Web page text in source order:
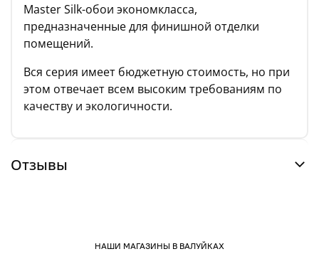
Master Silk-обои экономкласса,
предназначенные для финишной отделки
помещений.
Вся серия имеет бюджетную стоимость, но при
этом отвечает всем высоким требованиям по
качеству и экологичности.
Отзывы
НАШИ МАГАЗИНЫ В ВАЛУЙКАХ